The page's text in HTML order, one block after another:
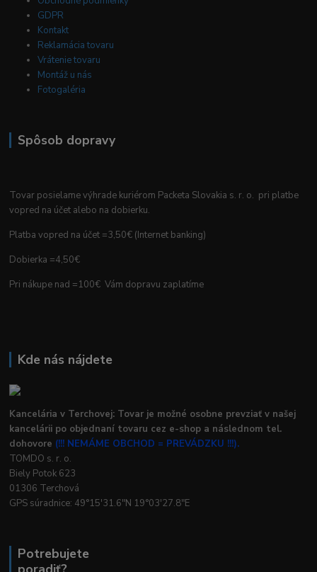
GDPR
Kontakt
Reklamácia tovaru
Vrátenie tovaru
Montáž u nás
Fotogaléria
Spôsob dopravy
Tovar posielame výhrade kuriérom Packeta Slovakia s. r. o. pri platbe
vopred na účet alebo na dobierku.
Platba vopred na účet =3,50€ (Internet banking)
Dobierka =4,50€
Pri nákupe nad =100€ Vám dopravu zaplatíme
Kde nás nájdete
Kancelária v Terchovej: Tovar je možné osobne prevziať v našej
kancelárii po objednaní tovaru cez e-shop a následnom tel.
dohovore (!!! NEMÁME OBCHOD = PREVÁDZKU !!!).
TOMDO s. r. o.
Biely Potok 623
01306 Terchová
GPS súradnice: 49°15'31.6"N 19°03'27.8"E
Potrebujete